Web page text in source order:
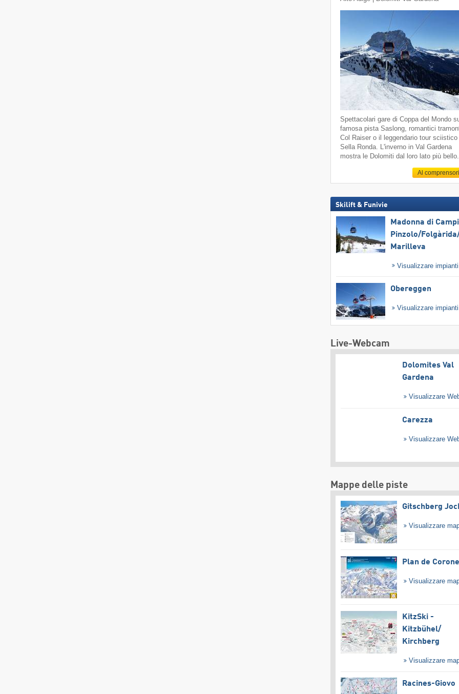
Spettacolari gare di Coppa del Mondo
famosa pista Saslong, romantici
Col Raiser o il leggendario tour sciistico
Sella Ronda. L'inverno in Val Gardena
mostra le Dolomiti dal loro lato più bello.
Al
Skilift & Funivie
Madonna di
Pinzolo/​
Marilleva
Visualizzare
Obereggen
Visualizzare
Live-Webcam
Dolomites Val
Gardena
Visualizzare
Carezza
Visualizzare
Mappe delle piste
Gitschberg
Visualizzare
Plan de
Visualizzare
KitzSki -
Kitzbühel/​
Kirchberg
Visualizzare
Racines-Giovo